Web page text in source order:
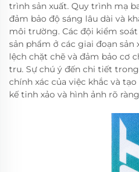
trình sản xuất. Quy trình mạ
đảm bảo độ sáng lâu dài và
môi trường. Các đội kiểm
sản phẩm ở các giai đoạn sản
lệch chặt chẽ và đảm bảo cơ
tru. Sự chú ý đến chi tiết
chính xác của việc khắc và
kế tinh xảo và hình ảnh rõ